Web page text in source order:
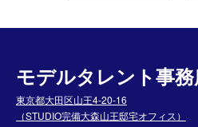
モデルタレント事
東京都大田区山王4-20-16
（STUDIO完備大森山王邸宅オフィス）